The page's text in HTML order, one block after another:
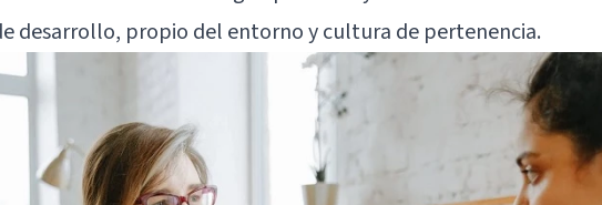
desarrollo, propio del entorno y cultura de pertenencia.